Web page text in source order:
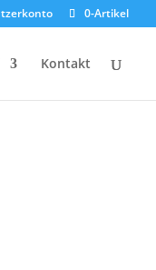
0-Artikel
Kontakt